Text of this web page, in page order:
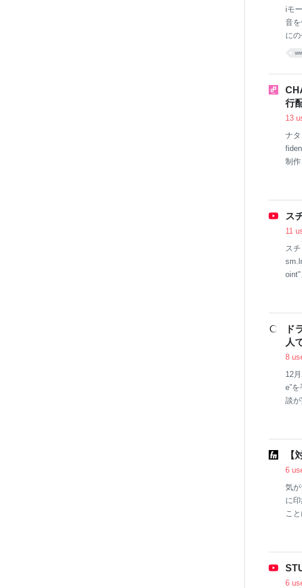
iモ
音
に
行
13
ナ
制
ス
11
ス
oint"
t] ス
ド
人
8
12
e”
談
に
カ
か
【
6
気
に
こ
う
か
い
6